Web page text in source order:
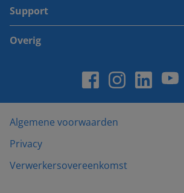
Support
Overig
Algemene voorwaarden
Privacy
Verwerkersovereenkomst